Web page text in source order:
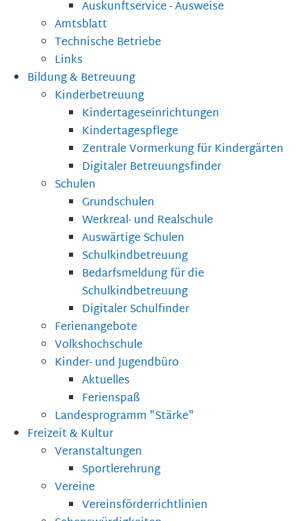
Auskunftservice - Ausweise
Amtsblatt
Technische Betriebe
Links
Bildung & Betreuung
Kinderbetreuung
Kindertageseinrichtungen
Kindertagespflege
Zentrale Vormerkung für Kindergärten
Digitaler Betreuungsfinder
Schulen
Grundschulen
Werkreal- und Realschule
Auswärtige Schulen
Schulkindbetreuung
Bedarfsmeldung für die
Schulkindbetreuung
Digitaler Schulfinder
Ferienangebote
Volkshochschule
Kinder- und Jugendbüro
Aktuelles
Ferienspaß
Landesprogramm "Stärke"
Freizeit & Kultur
Veranstaltungen
Sportlerehrung
Vereine
Vereinsförderrichtlinien